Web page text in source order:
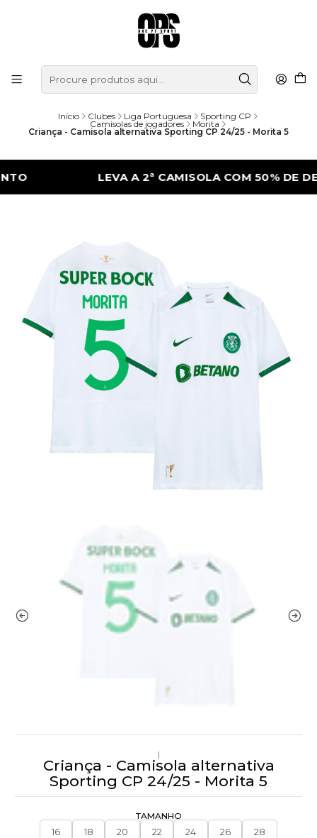
Início Clubes Liga Portuguesa Sporting CP
Camisolas de jogadores Morita
Criança - Camisola alternativa Sporting CP 24/25 - Morita 5
LEVA A 2ª CAMISOLA COM 50% DE
|
Criança - Camisola alternativa
Sporting CP 24/25 - Morita 5
TAMANHO
16
18 20 22 24 26
28